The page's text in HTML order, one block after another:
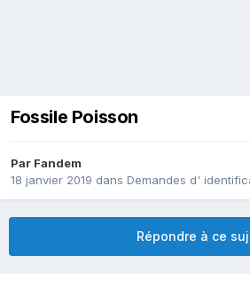
Fossile Poisson
Par Fandem
18 janvier 2019 dans Demandes d'
Répondre à ce